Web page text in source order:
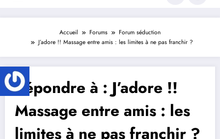
Accueil Forums
Forum séduction
J’adore !! Massage entre amis : les limites à ne pas franchir ?
Répondre à : J’adore !!
Massage entre amis : les
limites à ne pas franchir ?